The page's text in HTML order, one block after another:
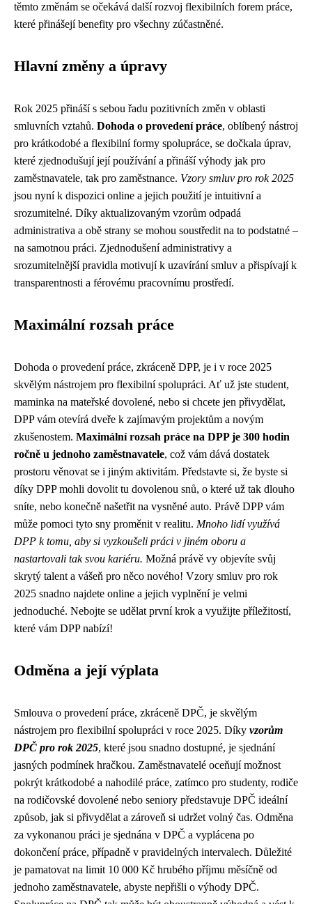
těmto změnám se očekává další rozvoj flexibilních forem práce,
které přinášejí benefity pro všechny zúčastněné.
Hlavní změny a úpravy
Rok 2025 přináší s sebou řadu pozitivních změn v oblasti
smluvních vztahů. Dohoda o provedení práce, oblíbený nástroj
pro krátkodobé a flexibilní formy spolupráce, se dočkala úprav,
které zjednodušují její používání a přináší výhody jak pro
zaměstnavatele, tak pro zaměstnance. Vzory smluv pro rok 2025
jsou nyní k dispozici online a jejich použití je intuitivní a
srozumitelné. Díky aktualizovaným vzorům odpadá
administrativa a obě strany se mohou soustředit na to podstatné –
na samotnou práci. Zjednodušení administrativy a
srozumitelnější pravidla motivují k uzavírání smluv a přispívají k
transparentnosti a férovému pracovnímu prostředí.
Maximální rozsah práce
Dohoda o provedení práce, zkráceně DPP, je i v roce 2025
skvělým nástrojem pro flexibilní spolupráci. Ať už jste student,
maminka na mateřské dovolené, nebo si chcete jen přivydělat,
DPP vám otevírá dveře k zajímavým projektům a novým
zkušenostem. Maximální rozsah práce na DPP je 300 hodin
ročně u jednoho zaměstnavatele, což vám dává dostatek
prostoru věnovat se i jiným aktivitám. Představte si, že byste si
díky DPP mohli dovolit tu dovolenou snů, o které už tak dlouho
sníte, nebo konečně našetřit na vysněné auto. Právě DPP vám
může pomoci tyto sny proměnit v realitu. Mnoho lidí využívá
DPP k tomu, aby si vyzkoušeli práci v jiném oboru a
nastartovali tak svou kariéru. Možná právě vy objevíte svůj
skrytý talent a vášeň pro něco nového! Vzory smluv pro rok
2025 snadno najdete online a jejich vyplnění je velmi
jednoduché. Nebojte se udělat první krok a využijte příležitostí,
které vám DPP nabízí!
Odměna a její výplata
Smlouva o provedení práce, zkráceně DPČ, je skvělým
nástrojem pro flexibilní spolupráci v roce 2025. Díky vzorům
DPČ pro rok 2025, které jsou snadno dostupné, je sjednání
jasných podmínek hračkou. Zaměstnavatelé oceňují možnost
pokrýt krátkodobé a nahodilé práce, zatímco pro studenty, rodiče
na rodičovské dovolené nebo seniory představuje DPČ ideální
způsob, jak si přivydělat a zároveň si udržet volný čas. Odměna
za vykonanou práci je sjednána v DPČ a vyplácena po
dokončení práce, případně v pravidelných intervalech. Důležité
je pamatovat na limit 10 000 Kč hrubého příjmu měsíčně od
jednoho zaměstnavatele, abyste nepřišli o výhody DPČ.